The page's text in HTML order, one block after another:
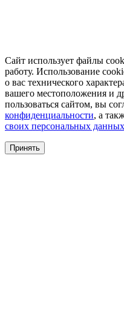
Сайт использует файлы
работу. Использование
о вас технического
вашего местоположения и
пользоваться сайтом, вы
конфиденциальности, а
своих персональных
Принять